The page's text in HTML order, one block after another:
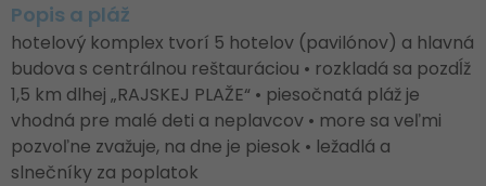
Popis a pláž
hotelový komplex tvorí 5 hotelov (pavilónov) a hlavná
budova s centrálnou reštauráciou • rozkladá sa pozdĺž
1,5 km dlhej „RAJSKEJ PLAŽE“ • piesočnatá pláž je
vhodná pre malé deti a neplavcov • more sa veľmi
pozvoľne zvažuje, na dne je piesok • ležadlá a
slnečníky za poplatok